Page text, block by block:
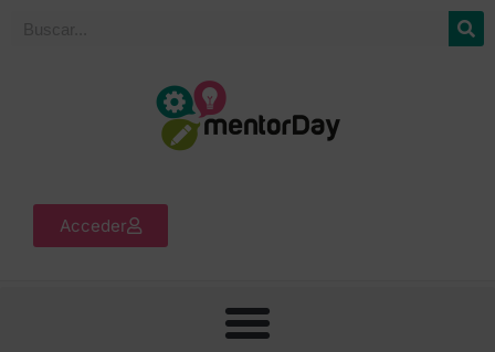
Acceder